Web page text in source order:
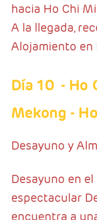
hacia Ho Chi
A la llegada,
Alojamiento en
Día 10 - Ho
Mekong -
Desayuno y
Desayuno en
espectacular
encuentra a